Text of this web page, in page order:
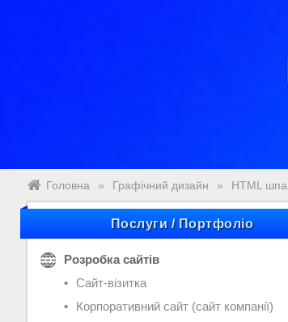
Головна » Графічний дизайн » HTML
Послуги / Портфоліо
Розробка сайтів
Сайт-візитка
Корпоративний сайт (сайт компанії)